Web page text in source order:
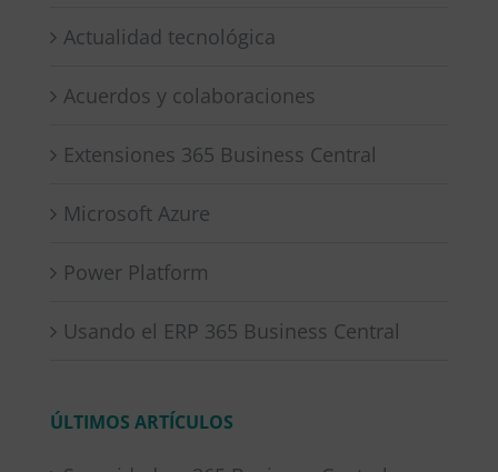
Actualidad tecnológica
Acuerdos y colaboraciones
Extensiones 365 Business Central
Microsoft Azure
Power Platform
Usando el ERP 365 Business Central
ÚLTIMOS ARTÍCULOS